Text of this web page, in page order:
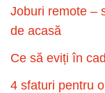
Joburi remote –
de acasă
Ce să eviți în
4 sfaturi pentru